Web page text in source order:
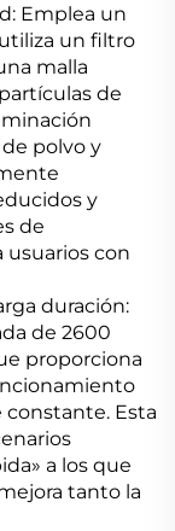
Emplea un
un filtro
malla
de
polvo y
y
de
usuarios con
duración:
de 2600
proporciona
Esta
a los que
tanto la